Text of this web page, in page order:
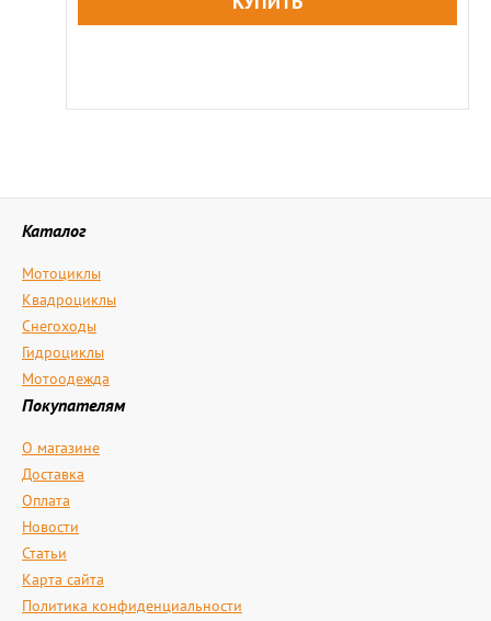
Каталог
Мотоциклы
Квадроциклы
Снегоходы
Гидроциклы
Мотоодежда
Покупателям
О магазине
Доставка
Оплата
Новости
Статьи
Карта сайта
Политика конфиденциальности